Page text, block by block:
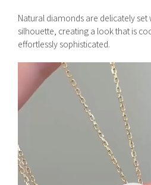
Natural diamonds are delicately
silhouette, creating a look that is
effortlessly sophisticated.
放